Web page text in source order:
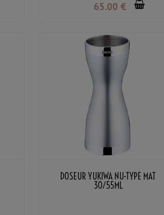
65.00 €
DOSEUR YUKIWA NU-TYPE MAT
30/55ML